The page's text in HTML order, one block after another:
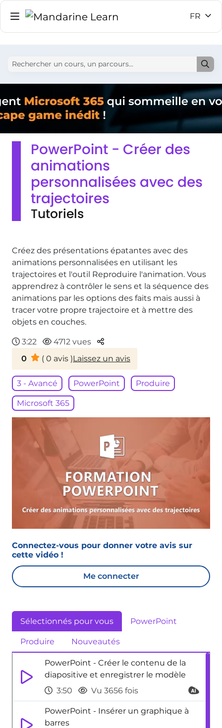
FR
PowerPoint - Créer des
animations
personnalisées avec des
trajectoires
Tutoriels
Créez des présentations épatantes avec des
animations personnalisées en utilisant les
trajectoires et l'outil Reproduire l'animation. Vous
apprendrez à contrôler le sens et la séquence des
animations par les options des faits mais aussi à
tracer votre propre trajectoire et à mettre des
objets en couches.
3:22 4712 vues
Parteger
0
( 0 avis )Laissez un avis
3 - Avancé PowerPoint Produire
Microsoft 365
Connectez-vous pour donner votre avis sur
cette vidéo !
Me connecter
Sélectionnés pour vous PowerPoint
Produire Nouveautés
PowerPoint - Créer le contenu de la
diapositive et enregistrer le modèle
3:50
Vu 3656 fois
PowerPoint - Insérer un graphique à
barres